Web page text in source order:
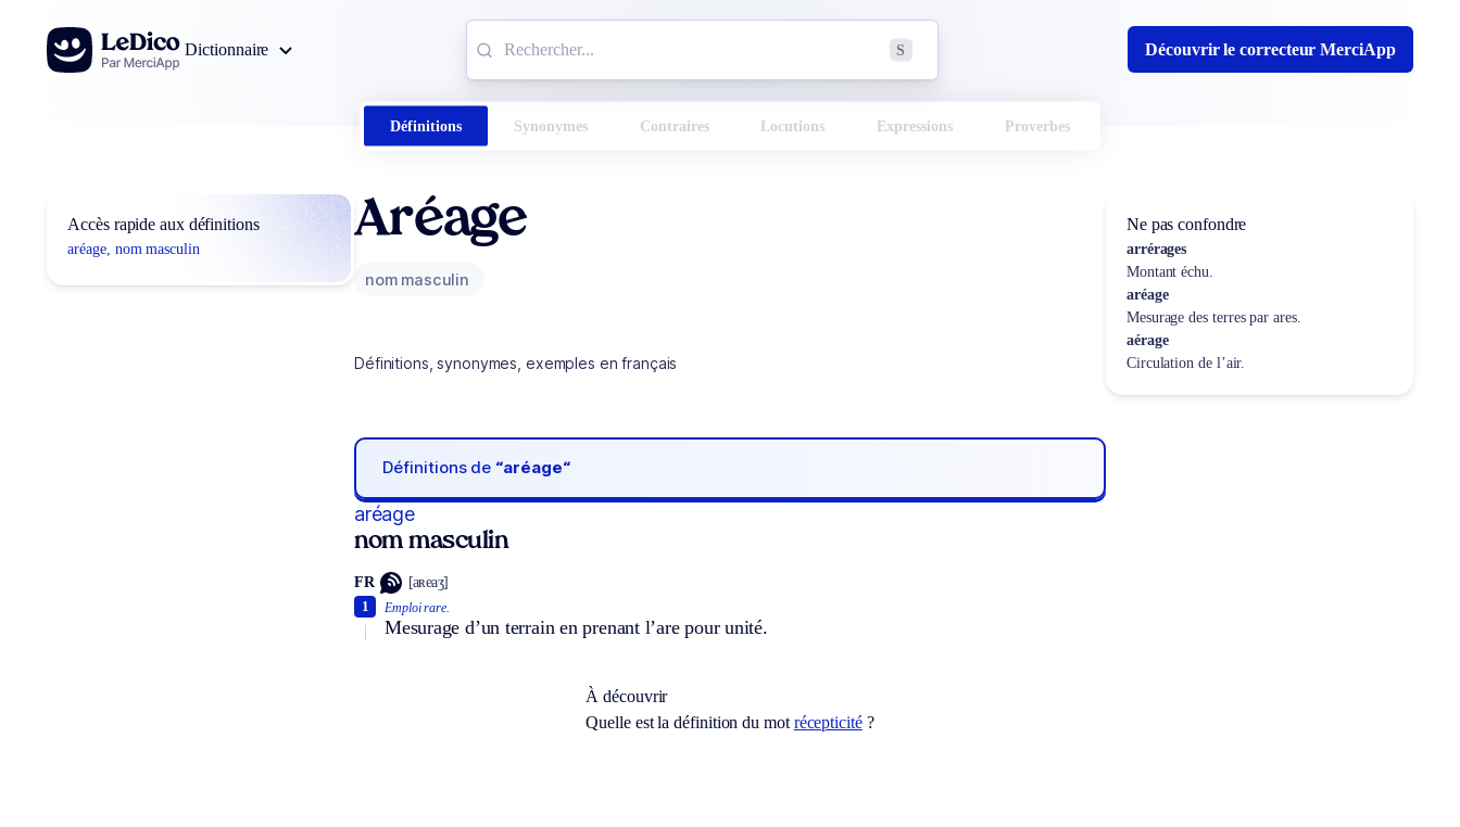
Aller au contenu
Dictionnaire
S Découvrir le correcteur MerciApp
Définitions Synonymes Contraires Locutions Expressions Proverbes
Accès rapide aux définitions
aréage, nom masculin
Aréage
nom masculin
Définitions, synonymes, exemples en français
Définitions de “aréage“
aréage
nom masculin
FR [aʀeaʒ]
Emploi rare.
Mesurage d’un terrain en prenant l’are pour unité.
1
À découvrir
Quelle est la définition du mot récepticité?
Ne pas confondre
arrérages
Montant échu.
aréage
Mesurage des terres par ares.
aérage
Circulation de l’air.